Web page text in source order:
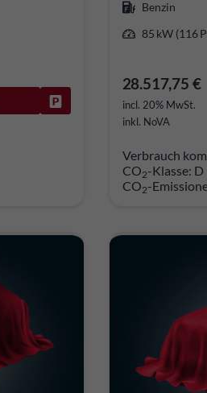
Fahrzeug parken
Benzin
85 kW (116
28.517,75 €
incl. 20% MwSt.
inkl. NoVA
Verbrauch
CO2-Klasse: D
CO2-